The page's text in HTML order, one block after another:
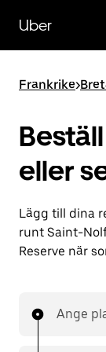
huvudinnehållet
Uber
Frankrike>
eller
Lägg till dina
runt Saint-
Reserve när
Ange